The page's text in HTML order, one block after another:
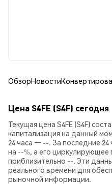
ОбзорНовости
Цена S4FE (S4F) сегодня
Текущая цена S4FE (S4F)
капитализация на данный
24 часа — --. За последние 24
на --%, а его
приблизительно --. Эти
реального времени для
рыночной информации.